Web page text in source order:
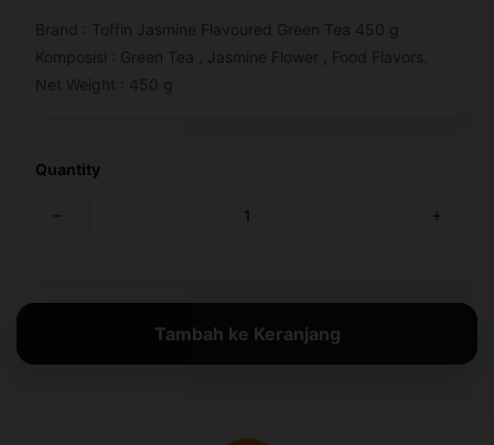
Brand : Toffin Jasmine Flavoured Green Tea 450 g
Komposisi : Green Tea , Jasmine Flower , Food Flavors.
Net Weight : 450 g
Quantity
Tambah ke Keranjang